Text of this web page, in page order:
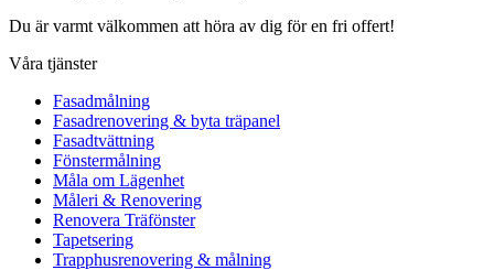
Du är varmt välkommen att höra av dig för en fri offert!
Våra tjänster
Fasadmålning
Fasadrenovering & byta träpanel
Fasadtvättning
Fönstermålning
Måla om Lägenhet
Måleri & Renovering
Renovera Träfönster
Tapetsering
Trapphusrenovering & målning